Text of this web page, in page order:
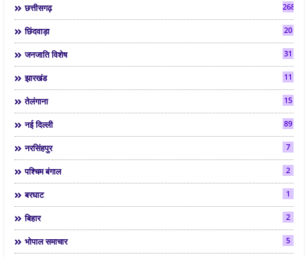
छत्तीसगढ़ 268
छिंदवाड़ा 20
जनजाति विशेष 31
झारखंड 11
तेलंगाना 15
नई दिल्ली 89
नरसिंहपुर 7
पश्चिम बंगाल 2
बरघाट 1
बिहार 2
भोपाल समाचार 5